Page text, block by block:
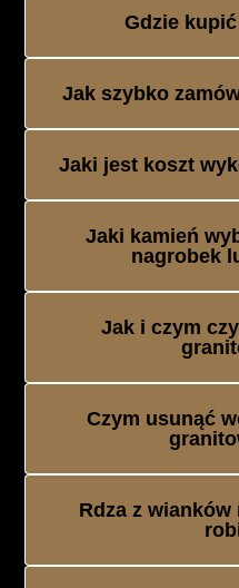
Gdzie
Jak szybko
Jaki jest koszt
Jaki kamień
nagrobek
Jak i czym
Czym usunąć
Rdza z